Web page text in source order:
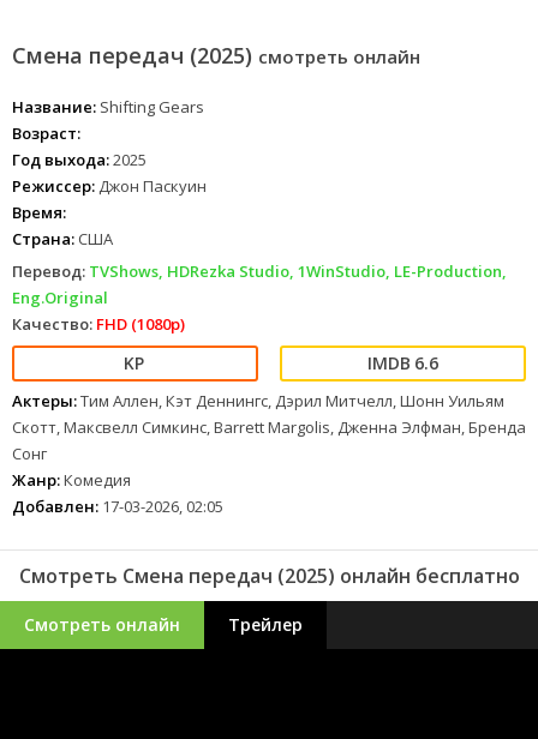
Смена передач (2025) смотреть онлайн
Название: Shifting Gears
Возраст:
Год выхода:2025
Режиссер: Джон Паскуин
Время:
Страна: США
Перевод: TVShows, HDRezka Studio, 1WinStudio, LE-Production,
Eng.Original
Качество: FHD (1080p)
6.6
Актеры:Тим Аллен, Кэт Деннингс, Дэрил Митчелл, Шонн Уильям
Скотт, Максвелл Симкинс, Barrett Margolis, Дженна Элфман, Бренда
Сонг
Жанр:Комедия
Добавлен: 17-03-2026, 02:05
Смотреть Смена передач (2025) онлайн бесплатно
Смотреть онлайн Трейлер